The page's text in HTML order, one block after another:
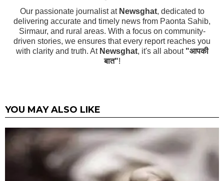
Our passionate journalist at Newsghat, dedicated to
delivering accurate and timely news from Paonta Sahib,
Sirmaur, and rural areas. With a focus on community-
driven stories, we ensures that every report reaches you
with clarity and truth. At Newsghat, it's all about "आपकी
बात"!
YOU MAY ALSO LIKE